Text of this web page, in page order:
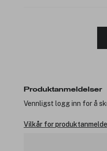
Produktanmeldelser
Vennligst logg inn for å
Vilkår for